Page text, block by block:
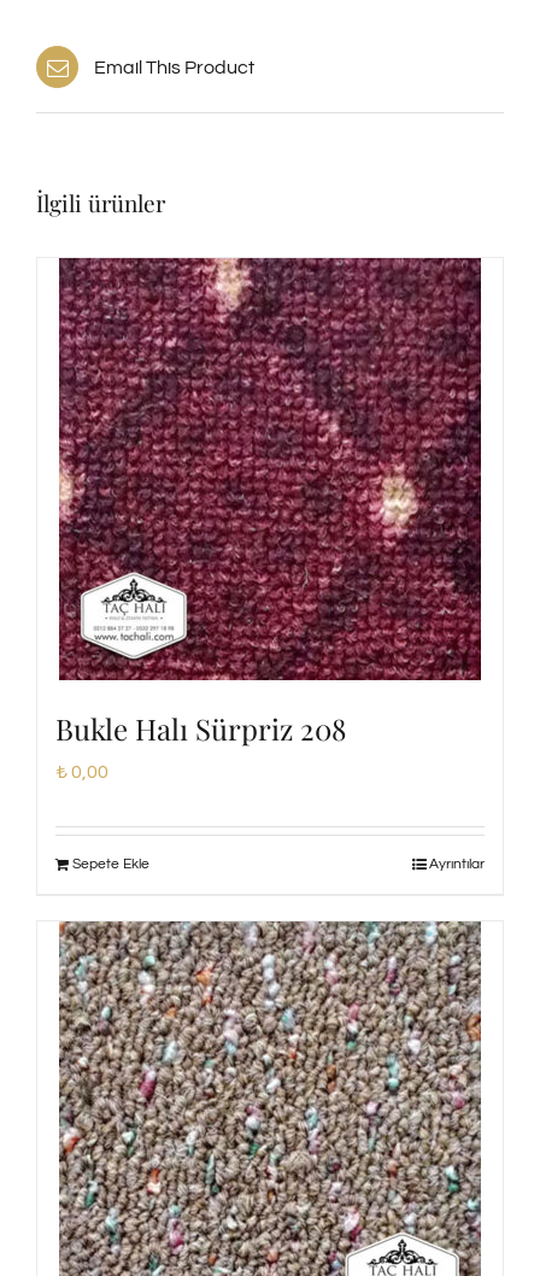
Email This Product
İlgili ürünler
Bukle Halı Sürpriz 208
₺0,00
Sepete Ekle Ayrıntılar